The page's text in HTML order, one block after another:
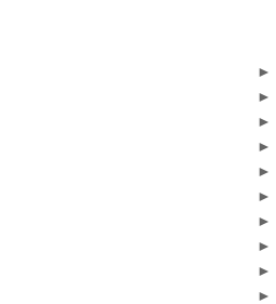
►
►
►
►
►
►
►
►
►
►